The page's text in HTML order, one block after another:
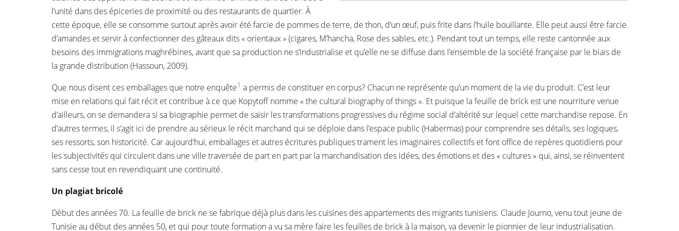
l’unité dans des épiceries de proximité ou des restaurants de quartier. À
cette époque, elle se consomme surtout après avoir été farcie de pommes de terre, de thon, d’un œuf, puis frite dans l’huile bouillante. Elle peut aussi être farcie
d’amandes et servir à confectionner des gâteaux dits « orientaux » (cigares, M’hancha, Rose des sables, etc.). Pendant tout un temps, elle reste cantonnée aux
besoins des immigrations maghrébines, avant que sa production ne s’industrialise et qu’elle ne se diffuse dans l’ensemble de la société française par le biais de
la grande distribution (Hassoun, 2009).
Que nous disent ces emballages que notre enquête1 a permis de constituer en corpus? Chacun ne représente qu’un moment de la vie du produit. C’est leur
mise en relations qui fait récit et contribue à ce que Kopytoff nomme « the cultural biography of things ». Et puisque la feuille de brick est une nourriture venue
d’ailleurs, on se demandera si sa biographie permet de saisir les transformations progressives du régime social d’altérité sur lequel cette marchandise repose. En
d’autres termes, il s’agit ici de prendre au sérieux le récit marchand qui se déploie dans l’espace public (Habermas) pour comprendre ses détails, ses logiques,
ses ressorts, son historicité. Car aujourd’hui, emballages et autres écritures publiques trament les imaginaires collectifs et font office de repères quotidiens pour
les subjectivités qui circulent dans une ville traversée de part en part par la marchandisation des idées, des émotions et des « cultures » qui, ainsi, se réinventent
sans cesse tout en revendiquant une continuité.
Un plagiat bricolé
Début des années 70. La feuille de brick ne se fabrique déjà plus dans les cuisines des appartements des migrants tunisiens. Claude Journo, venu tout jeune de
Tunisie au début des années 50, et qui pour toute formation a vu sa mère faire les feuilles de brick à la maison, va devenir le pionnier de leur industrialisation.